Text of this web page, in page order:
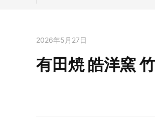
2026年5月27日
有田焼 皓洋窯